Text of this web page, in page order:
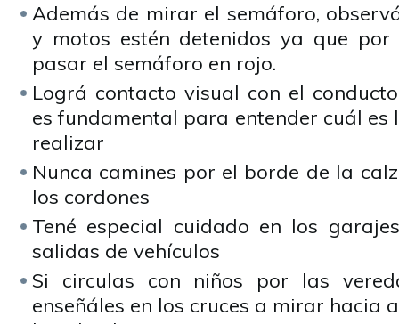
Además de mirar el semáforo,
y motos estén detenidos ya que por
pasar el semáforo en rojo.
Lográ contacto visual con el
es fundamental para entender cuál
realizar
Nunca camines por el borde de la
los cordones
Tené especial cuidado en los
salidas de vehículos
Si circulas con niños por las
enseñáles en los cruces a mirar hacia